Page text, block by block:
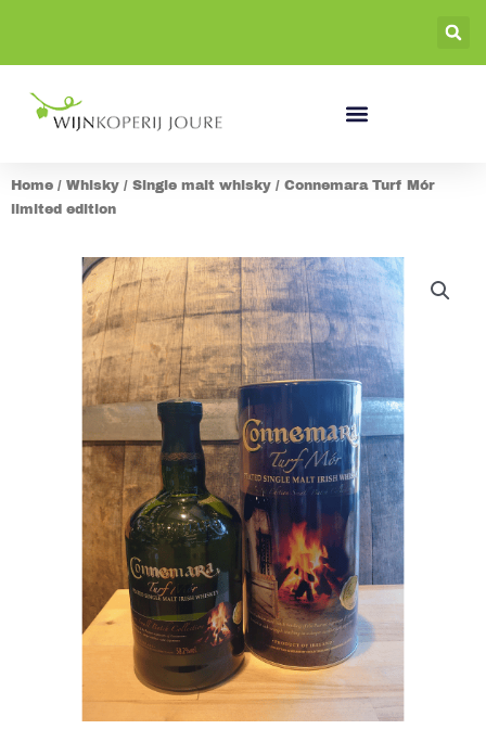
Home / Whisky / Single malt whisky / Connemara Turf Mór
limited edition